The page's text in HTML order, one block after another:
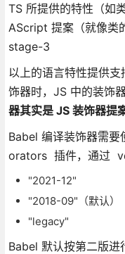
TS 所提供的特性（如
AScript 提案（就像类
stage-3
以上的语言特性提供
饰器时，JS 中的装饰
器其实是 JS 装饰器提
Babel 编译装饰器需
orators 插件，通过
"2021-12"
"2018-09"（默认）
"legacy"
Babel 默认按第二版进